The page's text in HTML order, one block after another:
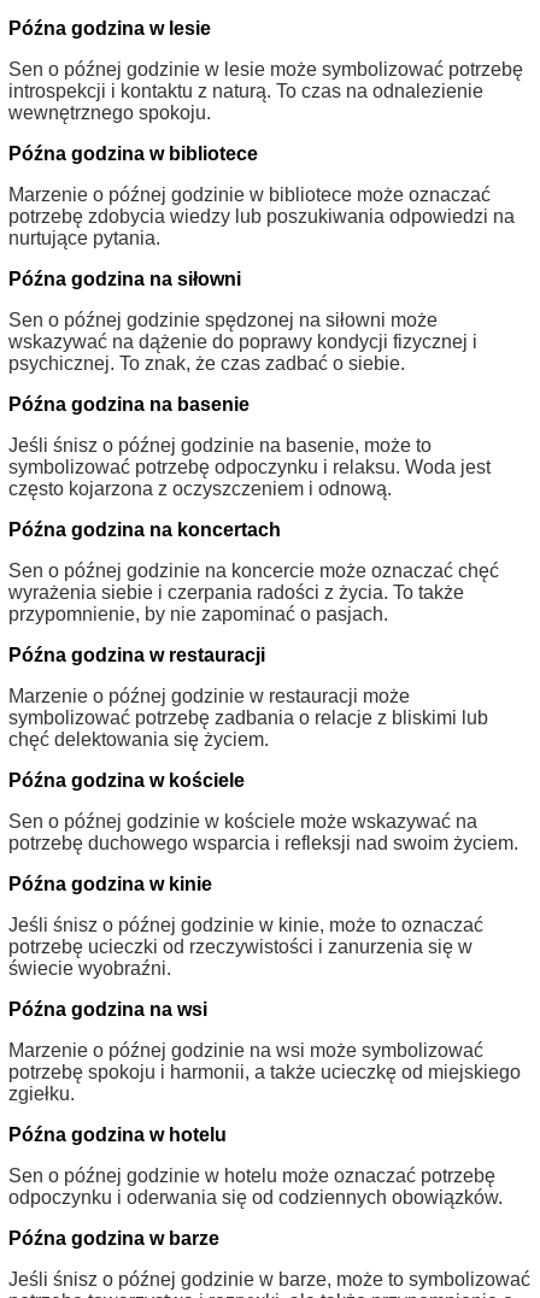
Późna godzina w lesie
Sen o późnej godzinie w lesie może symbolizować potrzebę
introspekcji i kontaktu z naturą. To czas na odnalezienie
wewnętrznego spokoju.
Późna godzina w bibliotece
Marzenie o późnej godzinie w bibliotece może oznaczać
potrzebę zdobycia wiedzy lub poszukiwania odpowiedzi na
nurtujące pytania.
Późna godzina na siłowni
Sen o późnej godzinie spędzonej na siłowni może
wskazywać na dążenie do poprawy kondycji fizycznej i
psychicznej. To znak, że czas zadbać o siebie.
Późna godzina na basenie
Jeśli śnisz o późnej godzinie na basenie, może to
symbolizować potrzebę odpoczynku i relaksu. Woda jest
często kojarzona z oczyszczeniem i odnową.
Późna godzina na koncertach
Sen o późnej godzinie na koncercie może oznaczać chęć
wyrażenia siebie i czerpania radości z życia. To także
przypomnienie, by nie zapominać o pasjach.
Późna godzina w restauracji
Marzenie o późnej godzinie w restauracji może
symbolizować potrzebę zadbania o relacje z bliskimi lub
chęć delektowania się życiem.
Późna godzina w kościele
Sen o późnej godzinie w kościele może wskazywać na
potrzebę duchowego wsparcia i refleksji nad swoim życiem.
Późna godzina w kinie
Jeśli śnisz o późnej godzinie w kinie, może to oznaczać
potrzebę ucieczki od rzeczywistości i zanurzenia się w
świecie wyobraźni.
Późna godzina na wsi
Marzenie o późnej godzinie na wsi może symbolizować
potrzebę spokoju i harmonii, a także ucieczkę od miejskiego
zgiełku.
Późna godzina w hotelu
Sen o późnej godzinie w hotelu może oznaczać potrzebę
odpoczynku i oderwania się od codziennych obowiązków.
Późna godzina w barze
Jeśli śnisz o późnej godzinie w barze, może to symbolizować